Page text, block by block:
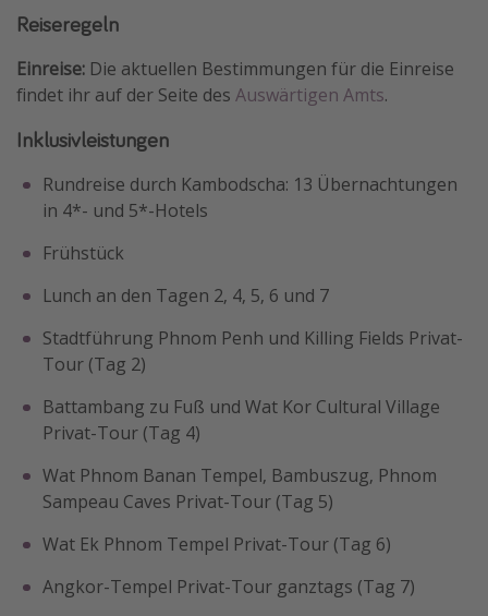
Reiseregeln
Einreise: Die aktuellen Bestimmungen für die Einreise
findet ihr auf der Seite des Auswärtigen Amts.
Inklusivleistungen
Rundreise durch Kambodscha: 13 Übernachtungen
in 4*- und 5*-Hotels
Frühstück
Lunch an den Tagen 2, 4, 5, 6 und 7
Stadtführung Phnom Penh und Killing Fields Privat-
Tour (Tag 2)
Battambang zu Fuß und Wat Kor Cultural Village
Privat-Tour (Tag 4)
Wat Phnom Banan Tempel, Bambuszug, Phnom
Sampeau Caves Privat-Tour (Tag 5)
Wat Ek Phnom Tempel Privat-Tour (Tag 6)
Angkor-Tempel Privat-Tour ganztags (Tag 7)